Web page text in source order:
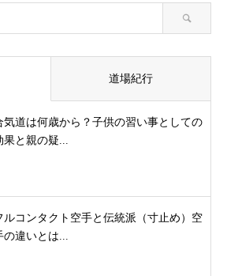
道場紀行
気道は何歳から？子供の習い事としての
果と親の疑...
ルコンタクト空手と伝統派（寸止め）空
の違いとは...